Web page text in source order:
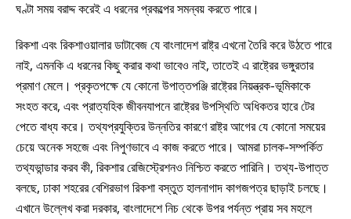
ঘণ্টা সময় বরাদ্দ করেই এ ধরনের প্রকল্পের সমন্বয় করতে পারে।
রিকশা এবং রিকশাওয়ালার ডাটাবেজ যে বাংলাদেশ রাষ্ট্র এখনো তৈরি করে উঠতে পারে
নাই, এমনকি এ ধরনের কিছু করার কথা ভাবেও নাই, তাতেই এ রাষ্ট্রের ভঙ্গুরতার
প্রমাণ মেলে। প্রকৃতপক্ষে যে কোনো উপাত্তপঞ্জি রাষ্ট্রের নিয়ন্ত্রক-ভূমিকাকে
সংহত করে, এবং প্রাত্যহিক জীবনযাপনে রাষ্ট্রের উপস্থিতি অধিকতর হারে টের
পেতে বাধ্য করে। তথ্যপ্রযুক্তির উন্নতির কারণে রাষ্ট্র আগের যে কোনো সময়ের
চেয়ে অনেক সহজে এবং নিপুণভাবে এ কাজ করতে পারে। আমরা চালক-সম্পর্কিত
তথ্যভান্ডার করব কী, রিকশার রেজিস্ট্রেশনও নিশ্চিত করতে পারিনি। তথ্য-উপাত্ত
বলছে, ঢাকা শহরের বেশিরভাগ রিকশা বস্তুত হালনাগাদ কাগজপত্র ছাড়াই চলছে।
এখানে উল্লেখ করা দরকার, বাংলাদেশে নিচ থেকে উপর পর্যন্ত প্রায় সব মহলে